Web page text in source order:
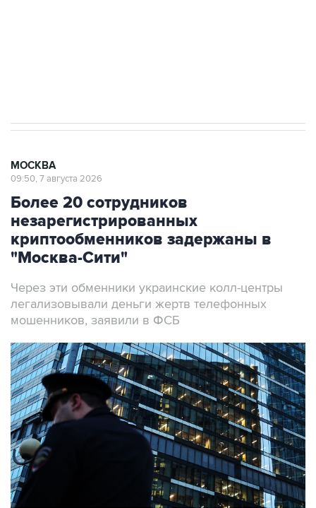
МОСКВА
09:50, 7 августа 2026
Более 20 сотрудников
незарегистрированных
криптообменников задержаны в
"Москва-Сити"
Через эти обменники украинские колл-центры
легализовывали деньги жертв телефонных
мошенников, заявили в ФСБ